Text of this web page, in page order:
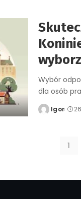
Wybór
dla osób
Posted
Igor
1